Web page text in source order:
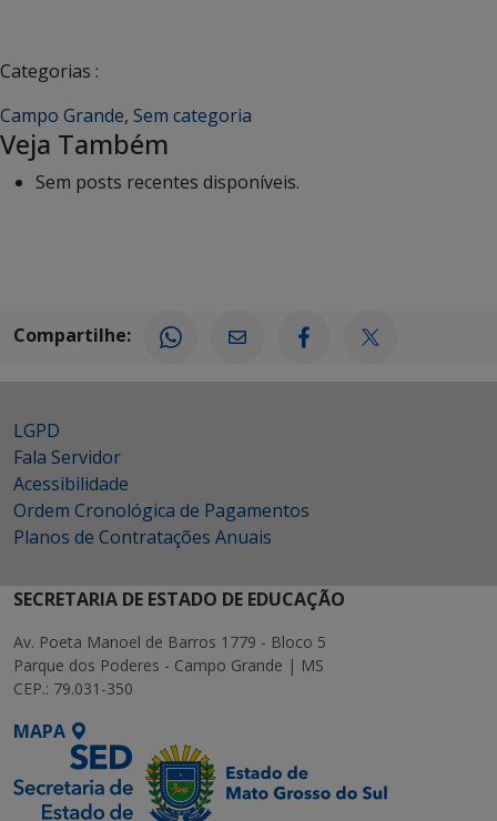
Categorias :
Campo Grande, Sem categoria
Veja Também
Sem posts recentes disponíveis.
Compartilhe:
LGPD
Fala Servidor
Acessibilidade
Ordem Cronológica de Pagamentos
Planos de Contratações Anuais
SECRETARIA DE ESTADO DE EDUCAÇÃO
Av. Poeta Manoel de Barros 1779 - Bloco 5
Parque dos Poderes - Campo Grande | MS
CEP.: 79.031-350
MAPA